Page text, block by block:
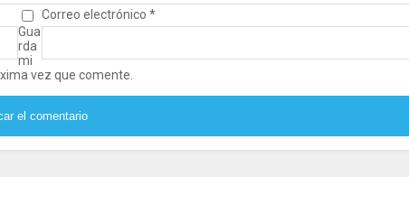
Correo electrónico *
Gua
rda
mi
vez que comente.